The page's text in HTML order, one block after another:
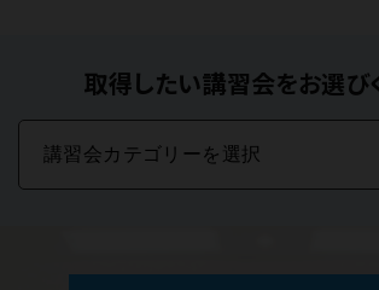
取得したい講習会をお選び